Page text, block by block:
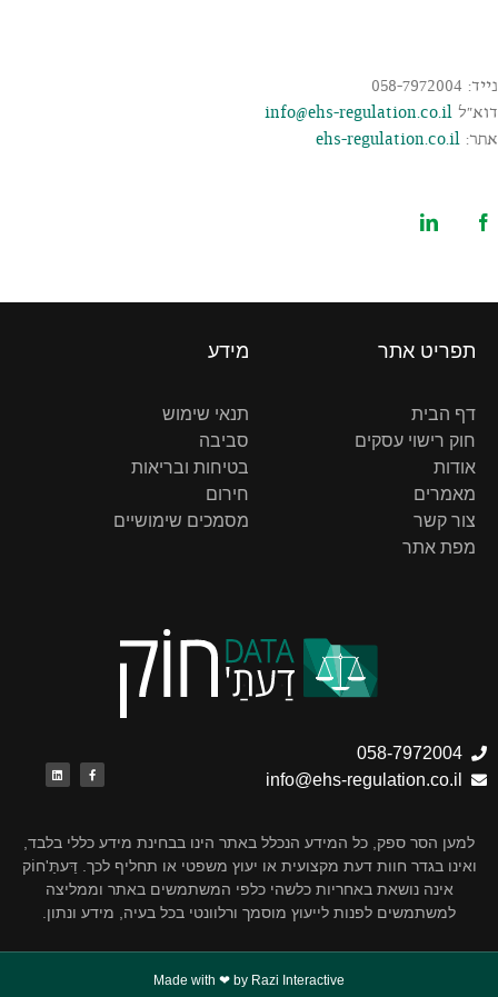
info@ehs-regulation.co.il
ehs-regulation.co.il
תפריט אתר
דף הבית
חוק רישוי עסקים
אודות
מאמרים
צור קשר
מפת אתר
מידע
תנאי שימוש
סביבה
בטיחות ובריאות
חירום
מסמכים שימושיים
058-7972004
info@ehs-regulation.co.il
למען הסר ספק, כל המידע הנכלל באתר הינו בבחינת מידע כללי בלבד,
ואינו בגדר חוות דעת מקצועית או יעוץ משפטי או תחליף לכך. דַּעתַּ'חוֹק
אינה נושאת באחריות כלשהי כלפי המשתמשים באתר וממליצה
למשתמשים לפנות לייעוץ מוסמך ורלוונטי בכל בעיה, מידע ונתון.
Made with ❤ by Razi Interactive